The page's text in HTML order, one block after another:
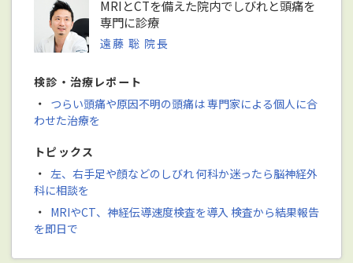
MRIとCTを備えた院内でしびれと頭痛を
専門に診療
遠藤 聡 院長
検診・治療レポート
・ つらい頭痛や原因不明の頭痛は 専門家による個人に合
わせた治療を
トピックス
・ 左、右手足や顔などのしびれ 何科か迷ったら脳神経外
科に相談を
・ MRIやCT、神経伝導速度検査を導入 検査から結果報告
を即日で